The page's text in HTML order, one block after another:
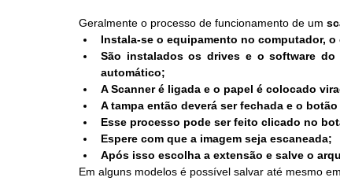
Geralmente o processo de funcionamento de um
Instala-se o equipamento no computador,
São instalados os drives e o software
automático;
A Scanner é ligada e o papel é colocado
A tampa então deverá ser fechada e o
Esse processo pode ser feito clicado no
Espere com que a imagem seja escaneada;
Após isso escolha a extensão e salve o
Em alguns modelos é possível salvar até mesmo em